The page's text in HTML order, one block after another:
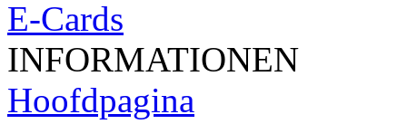
E-Cards
INFORMATIONEN
Hoofdpagina